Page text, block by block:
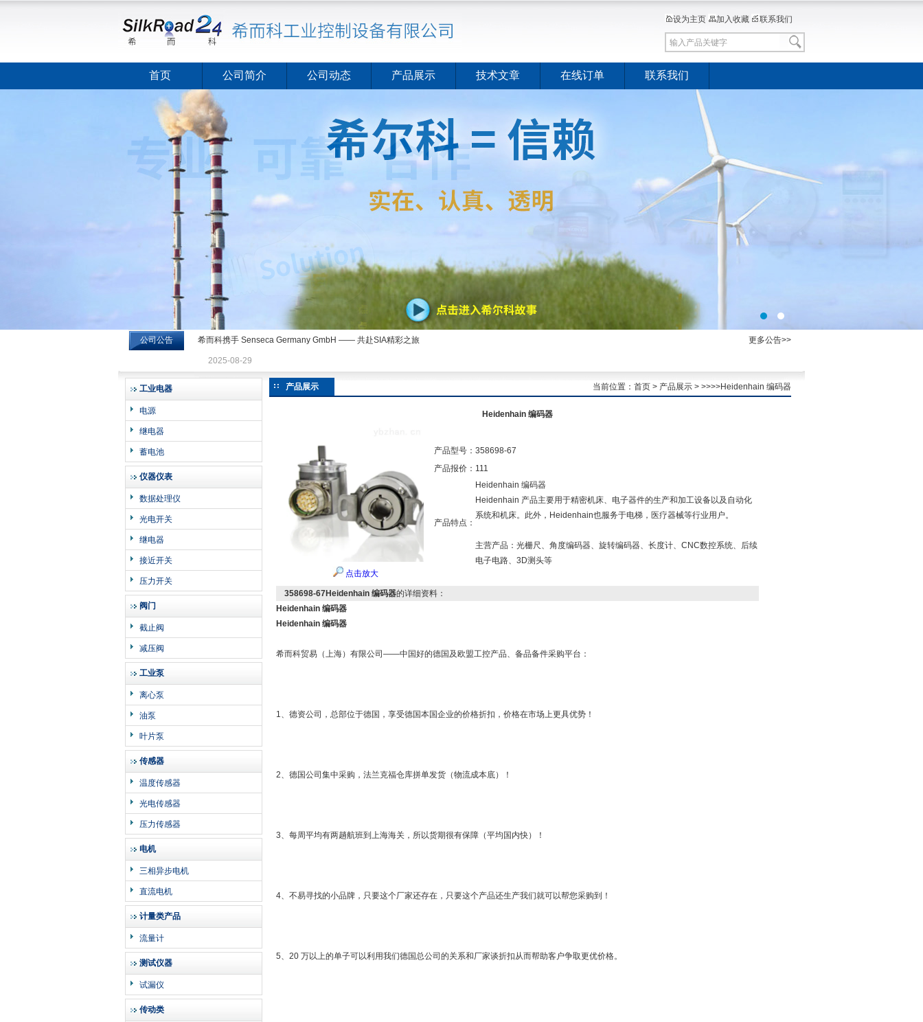
希而科工业控制设备有限公司
设为主页 加入收藏 联系我们
首页 公司简介 公司动态 产品展示 技术文章 在线订单 联系我们
公司公告 希而科携手 Senseca Germany GmbH —— 共赴SIA精彩之旅
2025-08-29
更多公告>>
工业电器
电源
继电器
蓄电池
仪器仪表
数据处理仪
光电开关
继电器
接近开关
压力开关
阀门
截止阀
减压阀
工业泵
离心泵
油泵
叶片泵
传感器
温度传感器
光电传感器
压力传感器
电机
三相异步电机
直流电机
计量类产品
流量计
测试仪器
试漏仪
传动类
产品展示 当前位置： 首页 > 产品展示 > >>>>Heidenhain 编码器
Heidenhain 编码器
点击放大
产品型号： 358698-67
产品报价： 111
产品特点：
Heidenhain 编码器
Heidenhain 产品主要用于精密机床、电子器件的生产和加工设备以及自动化
系统和机床。此外，Heidenhain也服务于电梯，医疗器械等行业用户。
主营产品：光栅尺、角度编码器、旋转编码器、长度计、CNC数控系统、后续
电子电路、3D测头等
358698-67Heidenhain 编码器的详细资料：
Heidenhain 编码器
Heidenhain 编码器
希而科贸易（上海）有限公司——中国好的德国及欧盟工控产品、备品备件采购平台：
1、德资公司，总部位于德国，享受德国本国企业的价格折扣，价格在市场上更具优势！
2、德国公司集中采购，法兰克福仓库拼单发货（物流成本底）！
3、每周平均有两趟航班到上海海关，所以货期很有保障（平均国内快）！
4、不易寻找的小品牌，只要这个厂家还存在，只要这个产品还生产我们就可以帮您采购到！
5、20 万以上的单子可以利用我们德国总公司的关系和厂家谈折扣从而帮助客户争取更优价格。